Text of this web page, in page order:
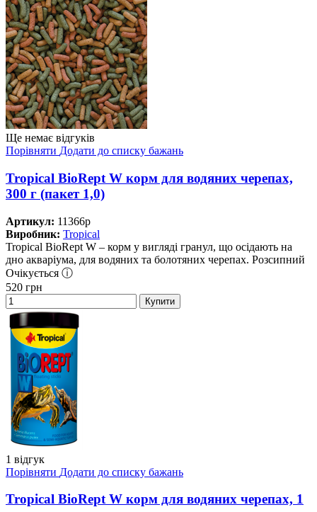
Ще немає відгуків
Порівняти Додати до списку бажань
Tropical BioRept W корм для водяних черепах,
300 г (пакет 1,0)
Артикул: 11366p
Виробник: Tropical
Tropical BioRept W – корм у вигляді гранул, що осідають на
дно акваріума, для водяних та болотяних черепах. Розсипний
Очікується ⓘ
520 грн
Купити
1 відгук
Порівняти Додати до списку бажань
Tropical BioRept W корм для водяних черепах, 1